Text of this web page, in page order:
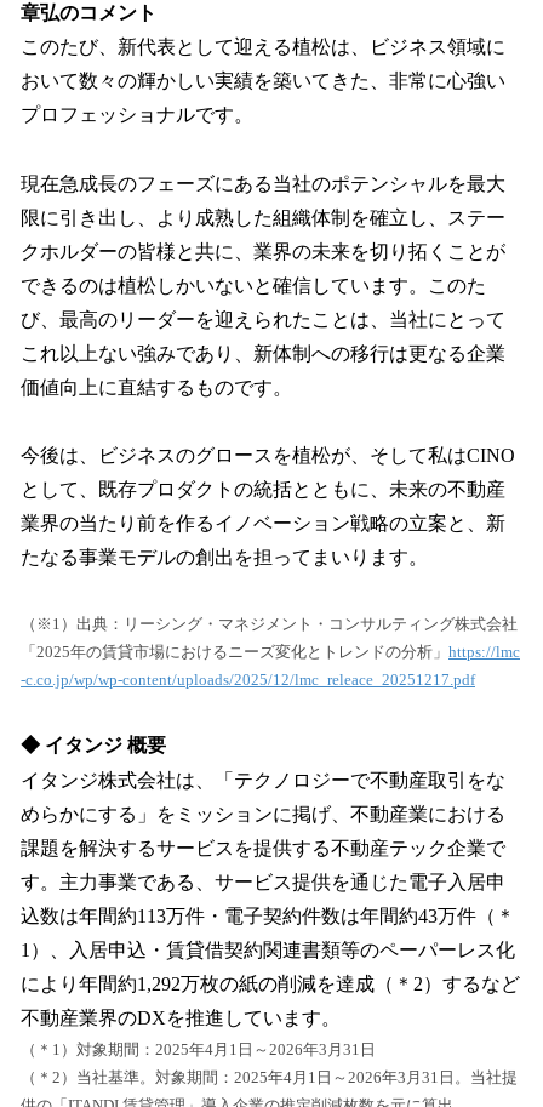
章弘のコメント
このたび、新代表として迎える植松は、ビジネス領域に
おいて数々の輝かしい実績を築いてきた、非常に心強い
プロフェッショナルです。
現在急成長のフェーズにある当社のポテンシャルを最大
限に引き出し、より成熟した組織体制を確立し、ステー
クホルダーの皆様と共に、業界の未来を切り拓くことが
できるのは植松しかいないと確信しています。このた
び、最高のリーダーを迎えられたことは、当社にとって
これ以上ない強みであり、新体制への移行は更なる企業
価値向上に直結するものです。
今後は、ビジネスのグロースを植松が、そして私はCINO
として、既存プロダクトの統括とともに、未来の不動産
業界の当たり前を作るイノベーション戦略の立案と、新
たなる事業モデルの創出を担ってまいります。
（※1）出典：リーシング・マネジメント・コンサルティング株式会社
「2025年の賃貸市場におけるニーズ変化とトレンドの分析」 https://lmc
-c.co.jp/wp/wp-content/uploads/2025/12/lmc_releace_20251217.pdf
◆ イタンジ 概要
イタンジ株式会社は、「テクノロジーで不動産取引をな
めらかにする」をミッションに掲げ、不動産業における
課題を解決するサービスを提供する不動産テック企業で
す。主⼒事業である、サービス提供を通じた電子⼊居申
込数は年間約113万件・電子契約件数は年間約43万件（＊
1）、⼊居申込・賃貸借契約関連書類等のペーパーレス化
により年間約1,292万枚の紙の削減を達成（＊2）するなど
不動産業界のDXを推進しています。
（＊1）対象期間：2025年4月1日～2026年3月31日
（＊2）当社基準。対象期間：2025年4月1日～2026年3月31日。当社提